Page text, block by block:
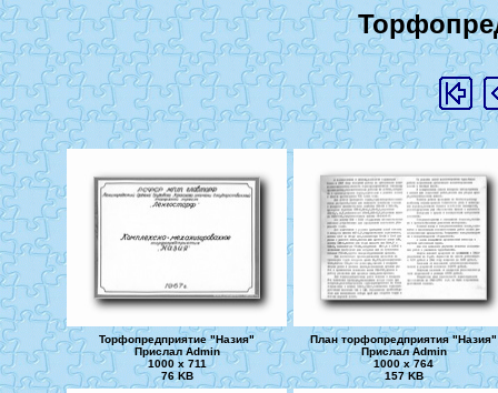
Торфопредприятие "Назия"
Прислал Admin
1000 x 711
76 KB
План торфопредприятия "Назия"
Прислал Admin
1000 x 764
157 KB